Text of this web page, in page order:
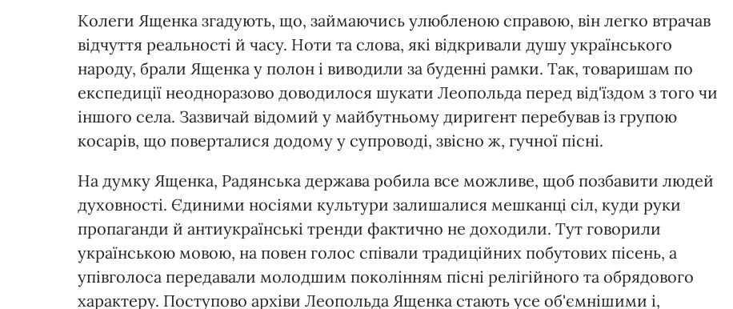
Колеги Ященка згадують, що, займаючись улюбленою справою, він легко втрачав
відчуття реальності й часу. Ноти та слова, які відкривали душу українського
народу, брали Ященка у полон і виводили за буденні рамки. Так, товаришам по
експедиції неодноразово доводилося шукати Леопольда перед від'їздом з того чи
іншого села. Зазвичай відомий у майбутньому диригент перебував із групою
косарів, що поверталися додому у супроводі, звісно ж, гучної пісні.
На думку Ященка, Радянська держава робила все можливе, щоб позбавити людей
духовності. Єдиними носіями культури залишалися мешканці сіл, куди руки
пропаганди й антиукраїнські тренди фактично не доходили. Тут говорили
українською мовою, на повен голос співали традиційних побутових пісень, а
упівголоса передавали молодшим поколінням пісні релігійного та обрядового
характеру. Поступово архіви Леопольда Ященка стають усе об'ємнішими і,